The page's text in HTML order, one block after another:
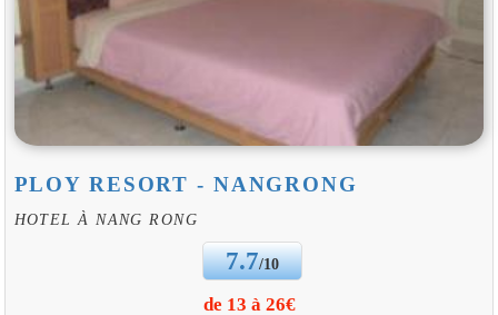
PLOY RESORT - NANGRONG
HOTEL À NANG RONG
7.7/10
de 13 à 26€